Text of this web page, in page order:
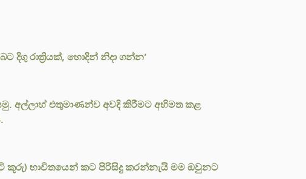
රාත්‍රියක්, හොදින් නිදා ගන්න’
අල්ලාහ් එතුමාණන්ව අවදි කිරීමට අභිමත කළ
කූරු) භාවිතයෙන් කට පිරිසිදු කරන්නැයි මම ඔවුනට